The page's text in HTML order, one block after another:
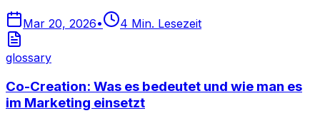
Mar 20, 2026• 4 Min. Lesezeit
glossary
Co-Creation: Was es bedeutet und wie man es
im Marketing einsetzt